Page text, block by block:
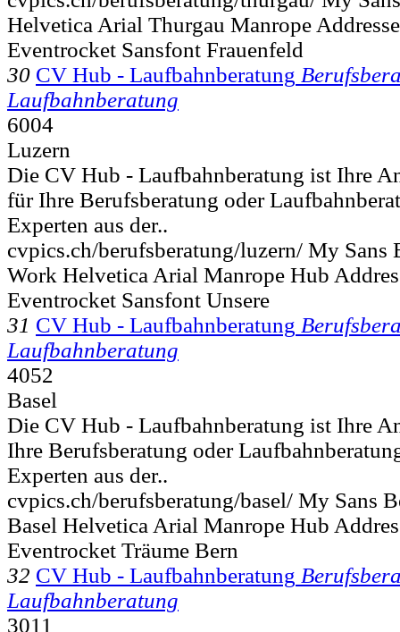
Helvetica Arial Thurgau Manrope
Eventrocket Sansfont Frauenfeld
30 CV Hub - Laufbahnberatung
Laufbahnberatung
6004
Luzern
Die CV Hub - Laufbahnberatung ist Ihre
für Ihre Berufsberatung oder
Experten aus der..
cvpics.ch/berufsberatung/luzern/ My Sans
Work Helvetica Arial Manrope Hub
Eventrocket Sansfont Unsere
31 CV Hub - Laufbahnberatung
Laufbahnberatung
4052
Basel
Die CV Hub - Laufbahnberatung ist Ihre
Ihre Berufsberatung oder
Experten aus der..
cvpics.ch/berufsberatung/basel/ My Sans
Basel Helvetica Arial Manrope Hub
Eventrocket Träume Bern
32 CV Hub - Laufbahnberatung
Laufbahnberatung
3011